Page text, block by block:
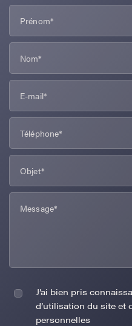
J’ai bien pris
d’utilisation du site et
personnelles